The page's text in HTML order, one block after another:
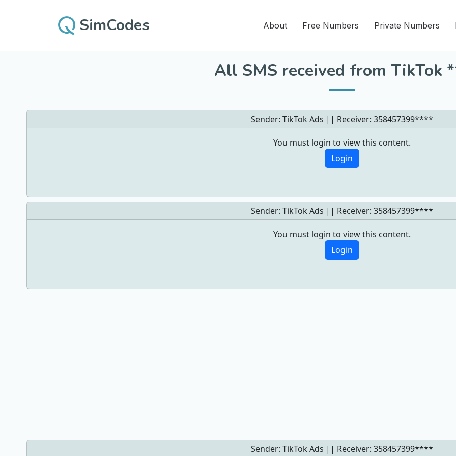
SimCodes About Free Numbers Private Numbers
All SMS received from TikTok
Sender: TikTok Ads || Receiver: 358457399****
You must login to view this content.
Login
Sender: TikTok Ads || Receiver: 358457399****
You must login to view this content.
Login
Sender: TikTok Ads || Receiver: 358457399****